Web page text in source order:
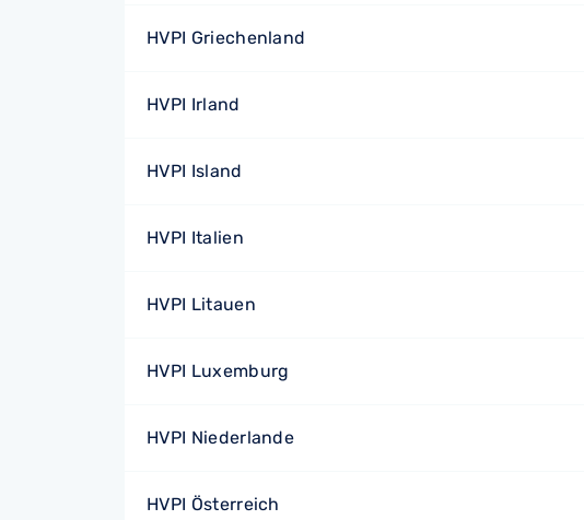
HVPI Griechenland
HVPI Irland
HVPI Island
HVPI Italien
HVPI Litauen
HVPI Luxemburg
HVPI Niederlande
HVPI Österreich